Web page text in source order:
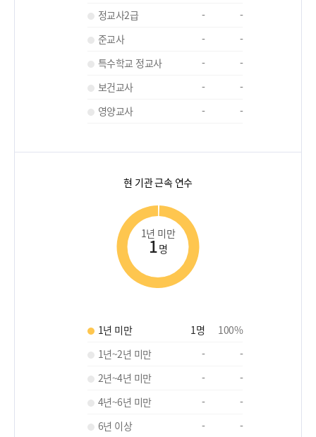
정교사2급
-
-
준교사
-
-
특수학교 정교사
-
-
보건교사
-
-
영양교사
- -
현 기관 근속 연수
1년 미만
1명
1년 미만 1명 100%
1년~2년 미만
-
-
2년~4년 미만
-
-
4년~6년 미만
-
-
6년 이상
- -